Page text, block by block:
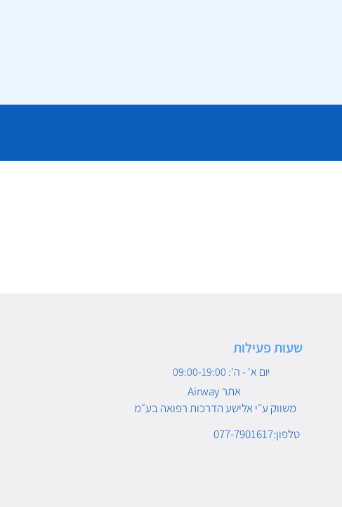
שעות פעילות
יום א' - ה': 09:00-19:00
Airway אתר
משווק ע״י אלישע הדרכות רפואה בע״מ
טלפון:077-7901617